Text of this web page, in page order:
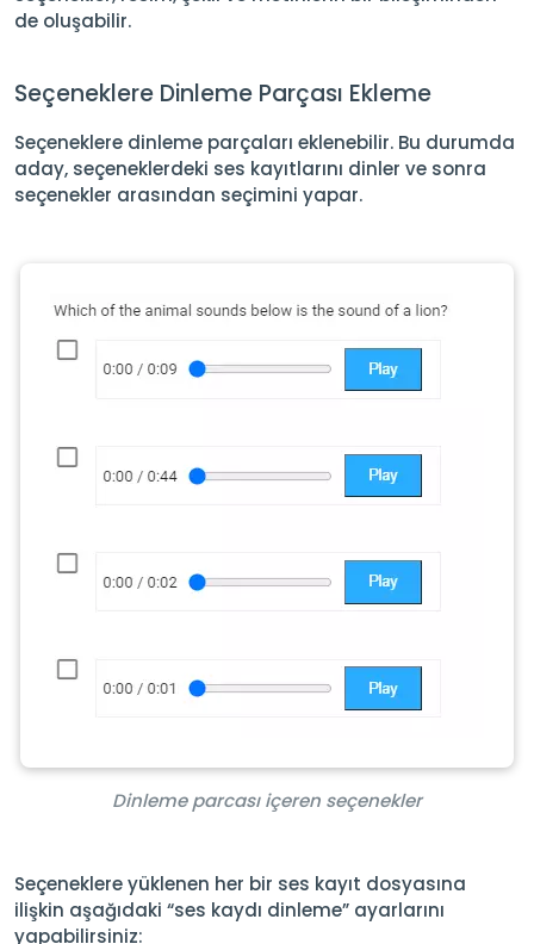
de oluşabilir.
Seçeneklere Dinleme Parçası Ekleme
Seçeneklere dinleme parçaları eklenebilir. Bu durumda
aday, seçeneklerdeki ses kayıtlarını dinler ve sonra
seçenekler arasından seçimini yapar.
Dinleme parcası içeren seçenekler
Seçeneklere yüklenen her bir ses kayıt dosyasına
ilişkin aşağıdaki “ses kaydı dinleme” ayarlarını
yapabilirsiniz: